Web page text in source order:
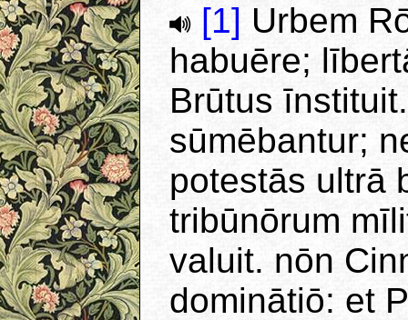
[1] Urbem
habuēre;
Brūtus
sūmēbantur;
potestās ultrā
tribūnōrum
valuit. nōn
dominātiō: et